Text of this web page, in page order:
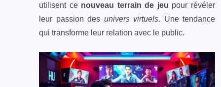
utilisent ce nouveau terrain de jeu pour révéler
leur passion des univers virtuels. Une tendance
qui transforme leur relation avec le public.